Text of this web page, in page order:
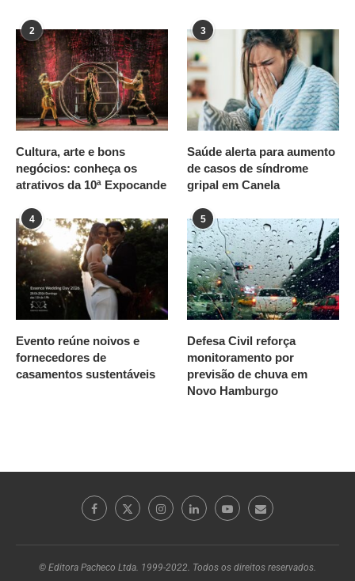
2
Cultura, arte e bons
negócios: conheça os
atrativos da 10ª Expocande
3
Saúde alerta para aumento
de casos de síndrome
gripal em Canela
4
Evento reúne noivos e
fornecedores de
casamentos sustentáveis
5
Defesa Civil reforça
monitoramento por
previsão de chuva em
Novo Hamburgo
© Editora Pacheco Ltda. 1999-2022. Todos os direitos reservados.